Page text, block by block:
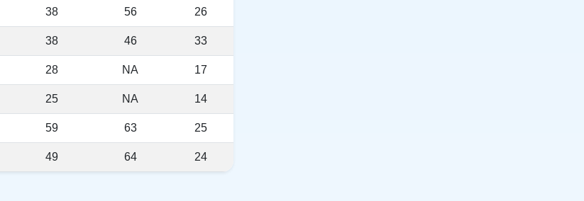
38 56 26
38 46 33
28 NA 17
25 NA 14
59 63 25
49 64 24